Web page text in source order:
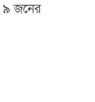
৯ জনের